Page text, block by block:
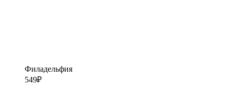
Филадельфия
549₽